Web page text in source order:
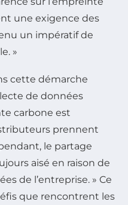
une exigence des
un impératif de
»
cette démarche
de données
carbone est
prennent
le partage
aisé en raison de
de l’entreprise. » Ce
que rencontrent les